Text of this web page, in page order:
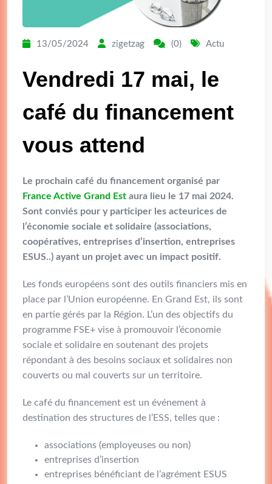
13/05/2024 zigetzag (0) Actu
Vendredi 17 mai, le
café du financement
vous attend
Le prochain café du financement organisé par
France Active Grand Est aura lieu le 17 mai 2024.
Sont conviés pour y participer les acteurices de
l’économie sociale et solidaire (associations,
coopératives, entreprises d’insertion, entreprises
ESUS..) ayant un projet avec un impact positif.
Les fonds européens sont des outils financiers mis en
place par l’Union européenne. En Grand Est, ils sont
en partie gérés par la Région. L’un des objectifs du
programme FSE+ vise à promouvoir l’économie
sociale et solidaire en soutenant des projets
répondant à des besoins sociaux et solidaires non
couverts ou mal couverts sur un territoire.
Le café du financement est un événement à
destination des structures de l’ESS, telles que :
associations (employeuses ou non)
entreprises d’insertion
entreprises bénéficiant de l’agrément ESUS